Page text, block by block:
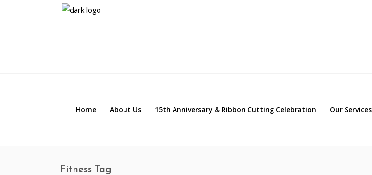
Home About Us 15th Anniversary & Ribbon Cutting Celebration Our Services
Fitness Tag